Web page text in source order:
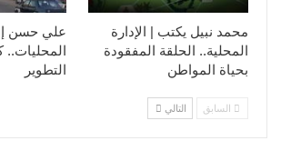
علي حسن
المحليات..
التطوير​
محمد نبيل يكتب | الإدارة
المحلية.. الحلقة المفقودة
بحياة المواطن
السابق التالي